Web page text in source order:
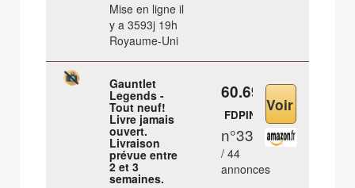
Mise en ligne il
y a 3593j 19h
Royaume-Uni
Gauntlet
Legends -
Tout neuf!
Livre jamais
ouvert.
Livraison
prévue entre
2 et 3
semaines.
60.69 €
FDPIN
n°33
/ 44
annonces